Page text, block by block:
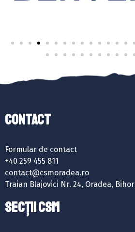
Contact
Formular de contact
+40 259 455 811
contact@csmoradea.ro
Traian Blajovici Nr. 24, Oradea, Bihor
SECȚII CSM